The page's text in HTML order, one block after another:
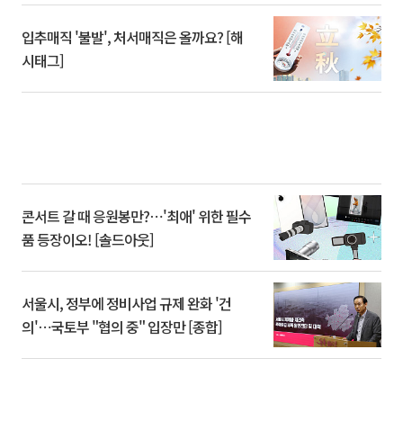
입추매직 '불발', 처서매직은 올까요? [해
시태그]
콘서트 갈 때 응원봉만?⋯'최애' 위한 필수
품 등장이오! [솔드아웃]
서울시, 정부에 정비사업 규제 완화 '건
의'⋯국토부 "협의 중" 입장만 [종합]